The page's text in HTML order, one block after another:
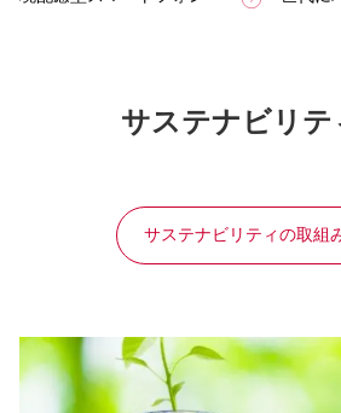
サステナビリテ
サステナビリティの取組